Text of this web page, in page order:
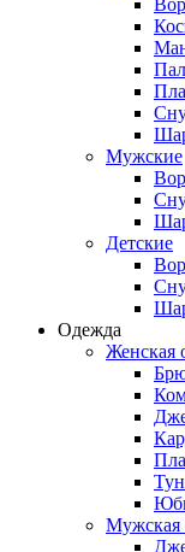
Мужские
Детские
Одежда
Женская
Мужская